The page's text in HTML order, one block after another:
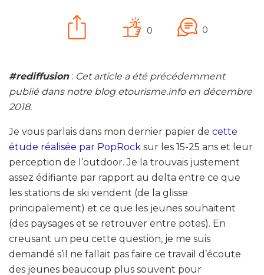
0 0
#rediffusion: Cet article a été précédemment
publié dans notre blog etourisme.info en décembre
2018.
Je vous parlais dans mon dernier papier de cette
étude réalisée par PopRock sur les 15-25 ans et leur
perception de l’outdoor. Je la trouvais justement
assez édifiante par rapport au delta entre ce que
les stations de ski vendent (de la glisse
principalement) et ce que les jeunes souhaitent
(des paysages et se retrouver entre potes). En
creusant un peu cette question, je me suis
demandé s’il ne fallait pas faire ce travail d’écoute
des jeunes beaucoup plus souvent pour